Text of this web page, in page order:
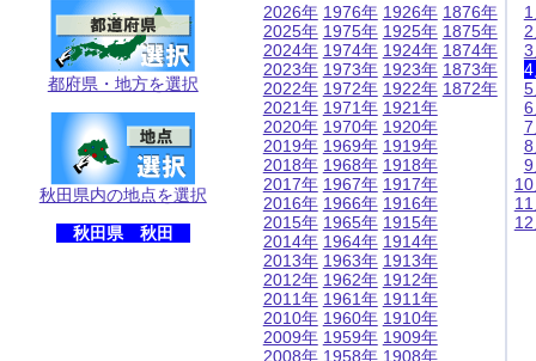
都府県・地方を選択
秋田県内の地点を選択
秋田県 秋田
2026年
2025年
2024年
2023年
2022年
2021年
2020年
2019年
2018年
2017年
2016年
2015年
2014年
2013年
2012年
2011年
2010年
2009年
2008年
1976年
1975年
1974年
1973年
1972年
1971年
1970年
1969年
1968年
1967年
1966年
1965年
1964年
1963年
1962年
1961年
1960年
1959年
1958年
1926年
1925年
1924年
1923年
1922年
1921年
1920年
1919年
1918年
1917年
1916年
1915年
1914年
1913年
1912年
1911年
1910年
1909年
1908年
1876年
1875年
1874年
1873年
1872年